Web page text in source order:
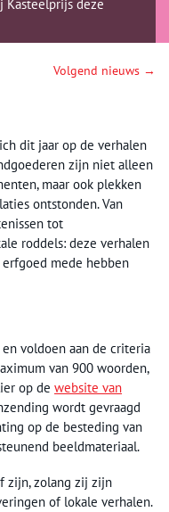
Kasteelprijs deze
Volgend nieuws →
dit jaar op de verhalen
zijn niet alleen
maar ook plekken
ontstonden. Van
tot
roddels: deze verhalen
mede hebben
voldoen aan de criteria
van 900 woorden,
op de website van
wordt gevraagd
op de besteding van
beeldmateriaal.
zijn, zolang zij zijn
of lokale verhalen.